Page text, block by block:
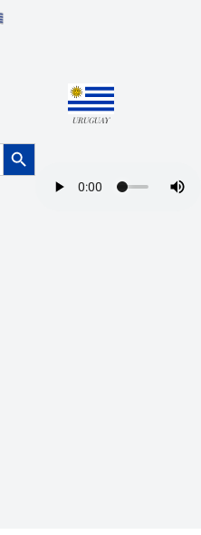
URUGUAY
Botón de búsqueda